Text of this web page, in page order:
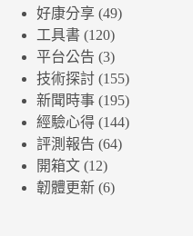
好康分享 (49)
工具書 (120)
平台公告 (3)
技術探討 (155)
新聞時事 (195)
經驗心得 (144)
評測報告 (64)
開箱文 (12)
韌體更新 (6)